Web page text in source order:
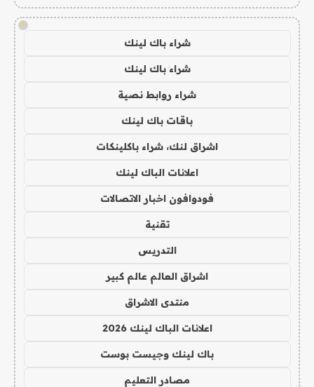
!
شراء باك لينك
شراء باك لينك
شراء روابط نصية
باقات باك لينك
اشراق لنك، شراء باكلينكات
اعلانات الباك لينك
فودوافون اخبار الاتصالات
تقنية
التدريس
اشراق العالم عالم كبير
منتدى الاشراق
اعلانات الباك لينك 2026
باك لينك وجيست بوست
مصادر التعليم